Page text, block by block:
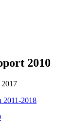
2010
2017
2011-2018